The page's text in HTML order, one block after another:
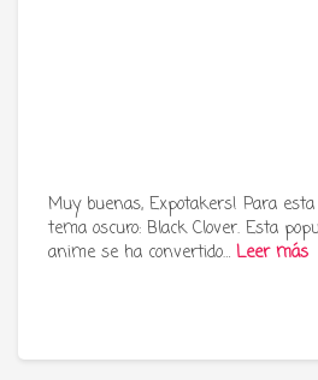
Muy buenas, Expotakers! Para
tema oscuro: Black Clover. Esta
anime se ha convertido… Leer más